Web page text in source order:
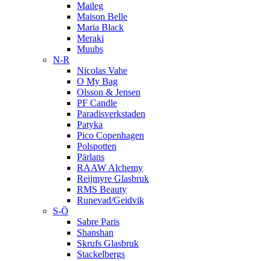
Maileg
Maison Belle
Maria Black
Meraki
Muubs
N-R
Nicolas Vahe
O My Bag
Olsson & Jensen
PF Candle
Paradisverkstaden
Patyka
Pico Copenhagen
Polspotten
Pärlans
RAAW Alchemy
Reijmyre Glasbruk
RMS Beauty
Runevad/Geidvik
S-Ö
Sabre Paris
Shanshan
Skrufs Glasbruk
Stackelbergs